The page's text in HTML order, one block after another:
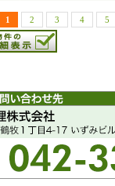
1 2 3 4 5